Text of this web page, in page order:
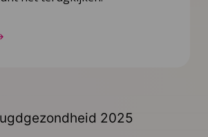
2025